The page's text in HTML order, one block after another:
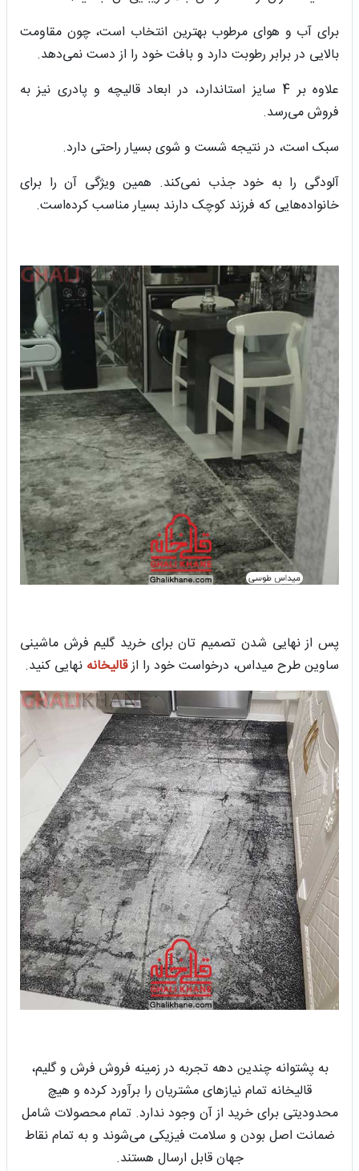
برای آب و هوای مرطوب بهترین انتخاب است، چون مقاومت
بالایی در برابر رطوبت دارد و بافت خود را از دست نمی‌دهد.
علاوه بر 4 سایز استاندارد، در ابعاد قالیچه و پادری نیز به
فروش می‌رسد.
سبک است، در نتیجه شست و شوی بسیار راحتی دارد.
آلودگی را به خود جذب نمی‌کند. همین ویژگی آن را برای
خانواده‌هایی که فرزند کوچک دارند بسیار مناسب کرده‌است.
پس از نهایی شدن تصمیم تان برای خرید گلیم فرش ماشینی
ساوین طرح میداس، درخواست خود را ازقالیخانه نهایی کنید.
به پشتوانه چندین دهه تجربه در زمینه فروش فرش و گلیم،
قالیخانه تمام نیازهای مشتریان را برآورد کرده و هیچ
محدودیتی برای خرید از آن وجود ندارد. تمام محصولات شامل
ضمانت اصل بودن و سلامت فیزیکی می‌شوند و به تمام نقاط
جهان قابل ارسال هستند.